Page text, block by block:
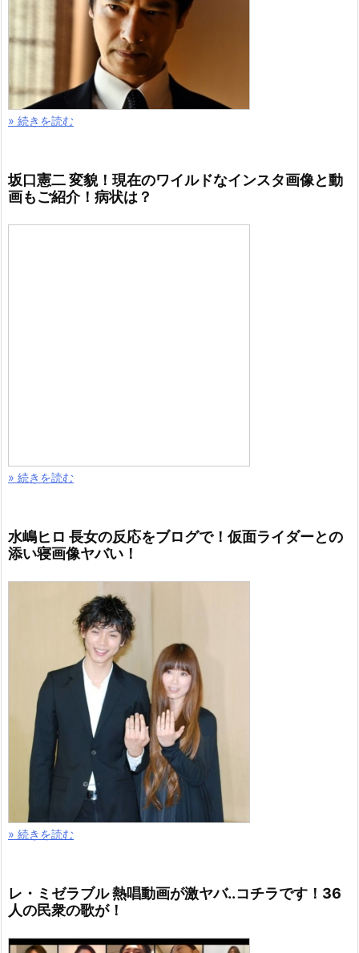
» 続きを読む
坂口憲二 変貌！現在のワイルドなインスタ画像と動
画もご紹介！病状は？
» 続きを読む
水嶋ヒロ 長女の反応をブログで！仮面ライダーとの
添い寝画像ヤバい！
» 続きを読む
レ・ミゼラブル 熱唱動画が激ヤバ..コチラです！36
人の民衆の歌が！